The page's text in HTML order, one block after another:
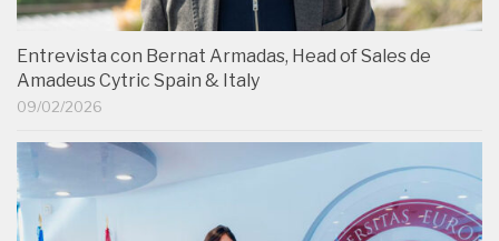
Entrevista con Bernat Armadas, Head of Sales de
Amadeus Cytric Spain & Italy
09/02/2026